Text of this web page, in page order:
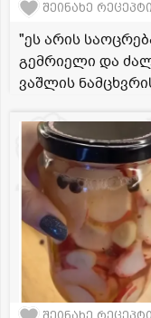
შეინახე რეცეპტი
"ეს არის
გემრიელი და
ვაშლის